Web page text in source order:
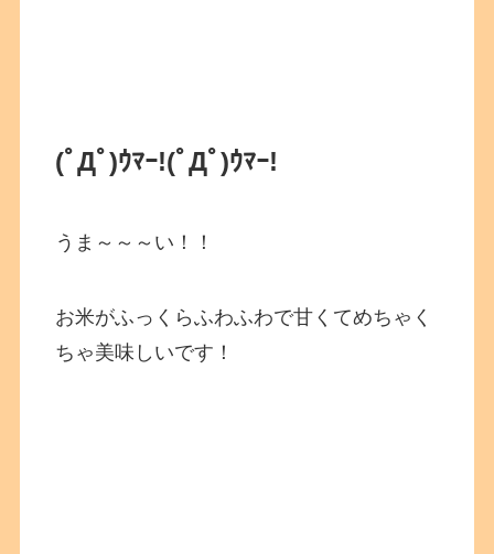
(ﾟДﾟ)ｳﾏｰ!(ﾟДﾟ)ｳﾏｰ!
うま～～～い！！
お米がふっくらふわふわで甘くてめちゃく
ちゃ美味しいです！